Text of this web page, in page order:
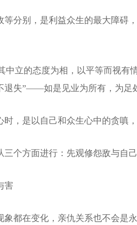
等分别，是利益众生的最大障碍
中立的态度为相，以平等而视
退失”——如是见业为所有，为足
时，是以自己和众生心中的贪嗔
三个方面进行：先观修怨敌与自
害
象都在变化，亲仇关系也不会是